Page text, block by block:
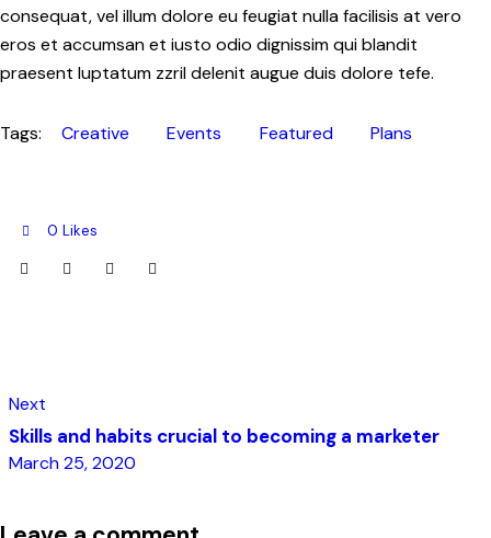
consequat, vel illum dolore eu feugiat nulla facilisis at vero
eros et accumsan et iusto odio dignissim qui blandit
praesent luptatum zzril delenit augue duis dolore tefe.
Tags: Creative Events Featured Plans
0 Likes
Next
Skills and habits crucial to becoming a marketer
March 25, 2020